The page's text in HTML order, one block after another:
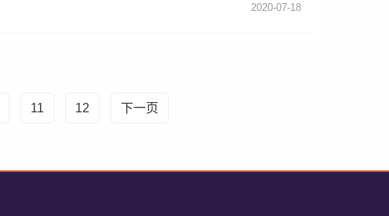
2020-07-18
11 12 下一页